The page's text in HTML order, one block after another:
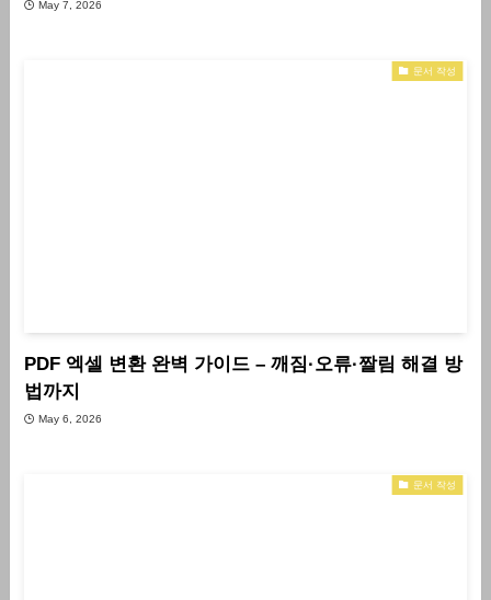
May 7, 2026
문서 작성
PDF 엑셀 변환 완벽 가이드 – 깨짐·오류·짤림 해결 방
법까지
May 6, 2026
문서 작성